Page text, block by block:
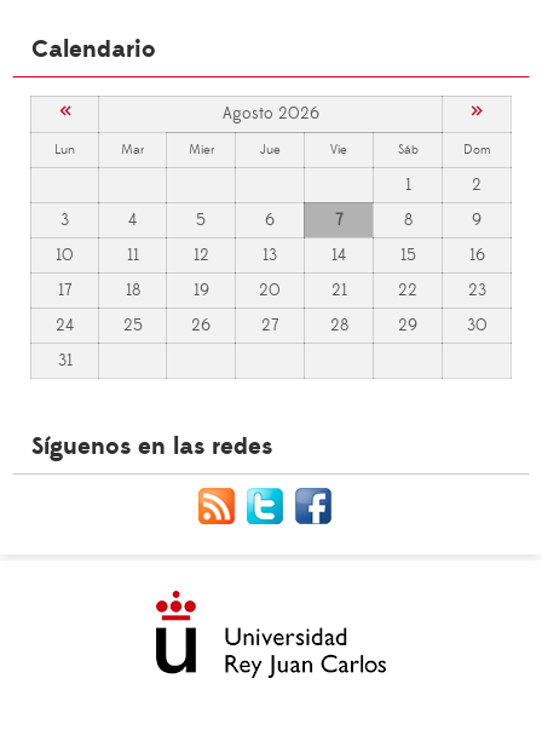
Calendario
« Agosto 2026 »
Lun Mar Mier Jue Vie Sáb Dom
1
2
3
4 5 6 7 8
9
10
11 12 13 14 15
16
17
18 19 20 21 22
23
24
25 26 27 28 29
30
31
Síguenos en las redes